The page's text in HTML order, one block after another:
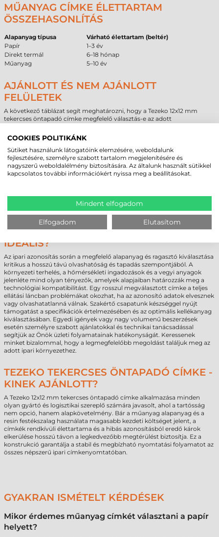
MŰANYAG CÍMKE ÉLETTARTAM
ÖSSZEHASONLÍTÁS
Alapanyag típusa
Várható élettartam (beltér)
Papír
1–3 év
Direkt termál
6–18 hónap
Műanyag
5–10 év
AJÁNLOTT ÉS NEM AJÁNLOTT
FELÜLETEK
A következő táblázat segít meghatározni, hogy a Tezeko 12x12 mm
tekercses öntapadó címke megfelelő választás-e az adott
Ajánlott
Alacsony felületi energiájú
műanyag (PE, PP)
Enyhén érdes
műanyag felületek
Jeges, deres vagy
zúzmarás felület
Fém és festett fém
felületek
Enyhén olajos ipari
alkatrészek
Porózus karton vagy
papír hordozó
felületek
Pormentesített
kompozit anyagok
poros felületek
NEM BIZTOS BENNE, MELYIK CÍMKE AZ
IDEÁLIS?
Az ipari azonosítás során a megfelelő alapanyag és ragasztó kiválasztása
kritikus a hosszú távú olvashatóság és tapadás szempontjából. A
környezeti terhelés, a hőmérsékleti ingadozások és a vegyi anyagok
jelenléte mind olyan tényezők, amelyek alapjaiban határozzák meg a
technológiai kompatibilitást. Egy rosszul megválasztott címke a teljes
ellátási láncban problémákat okozhat, ha az azonosító adatok elvesznek
vagy olvashatatlanná válnak. Szakértő csapatunk készséggel nyújt
támogatást a specifikációk értelmezésében és az optimális kellékanyag
kiválasztásában. Egyedi igények vagy nagy volumenű beszerzések
esetén személyre szabott ajánlatokkal és technikai tanácsadással
segítjük az Önök üzleti folyamatainak hatékonyságát. Keressenek
minket bizalommal, hogy a legmegfelelőbb megoldást találjuk meg az
adott ipari környezethez.
TEZEKO TEKERCSES ÖNTAPADÓ CÍMKE -
KINEK AJÁNLOTT?
A Tezeko 12x12 mm tekercses öntapadó címke alkalmazása minden
olyan gyártó és logisztikai szereplő számára javasolt, ahol a tartósság
nem opció, hanem alapkövetelmény. Bár a műanyag alapanyag és a
resin festékszalag használata magasabb kezdeti költséget jelent, a
címkék rendkívüli élettartama és a hibás azonosításból eredő károk
elkerülése hosszú távon a legkedvezőbb megtérülést biztosítja. Ez a
konstrukció garantálja a stabil és megbízható nyomtatási folyamatot az
összes népszerű ipari címkenyomtatóban.
GYAKRAN ISMÉTELT KÉRDÉSEK
Mikor érdemes műanyag címkét választani a papír
helyett?
COOKIES POLITIKÁNK
Sütiket használunk látogatóink elemzésére, weboldalunk
fejlesztésére, személyre szabott tartalom megjelenítésére és
nagyszerű weboldalélmény biztosítására. Az általunk használt sütikkel
kapcsolatos további információkért nyissa meg a beállításokat.
Mindent elfogadom
Elfogadom Elutasítom